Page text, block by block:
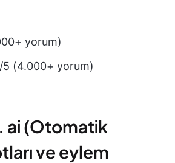
yorum)
5 (4.000+ yorum)
ai (Otomatik
ve eylem